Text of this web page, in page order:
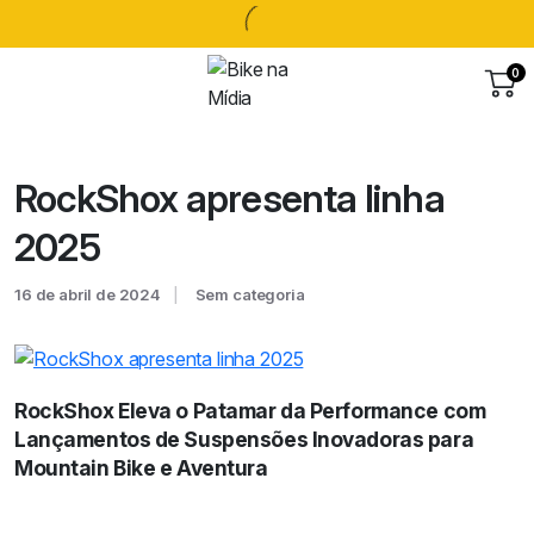
0
RockShox apresenta linha
2025
16 de abril de 2024 Sem categoria
RockShox Eleva o Patamar da Performance com
Lançamentos de Suspensões Inovadoras para
Mountain Bike e Aventura